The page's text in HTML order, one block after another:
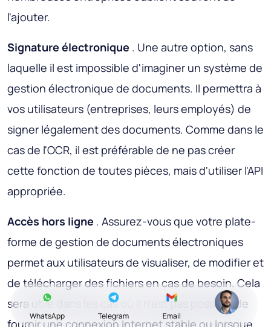
l'ajouter.
Signature électronique . Une autre option, sans
laquelle il est impossible d'imaginer un système de
gestion électronique de documents. Il permettra à
vos utilisateurs (entreprises, leurs employés) de
signer légalement des documents. Comme dans le
cas de l'OCR, il est préférable de ne pas créer
cette fonction de toutes pièces, mais d'utiliser l'API
appropriée.
Accès hors ligne . Assurez-vous que votre plate-
forme de gestion de documents électroniques
permet aux utilisateurs de visualiser, de modifier et
de télécharger des fichiers en cas de besoin. Cela
sera utile dans les cas où il n'est pas possible de
WhatsApp Telegram Email